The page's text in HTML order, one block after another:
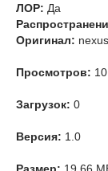
ЛОР: Да
Оригинал:
Просмотров:
Загрузок: 0
Версия: 1.0